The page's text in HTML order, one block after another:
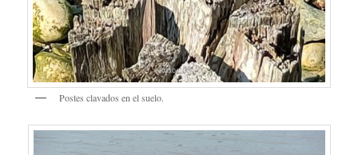
Postes clavados en el suelo.